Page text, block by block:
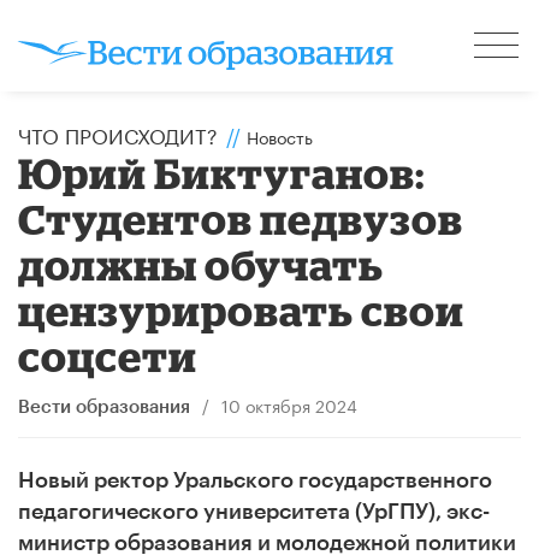
ЧТО ПРОИСХОДИТ? // Новость
Юрий Биктуганов:
Студентов педвузов
должны обучать
цензурировать свои
соцсети
Вести образования / 10 октября 2024
Новый ректор Уральского государственного
педагогического университета (УрГПУ), экс-
министр образования и молодежной политики